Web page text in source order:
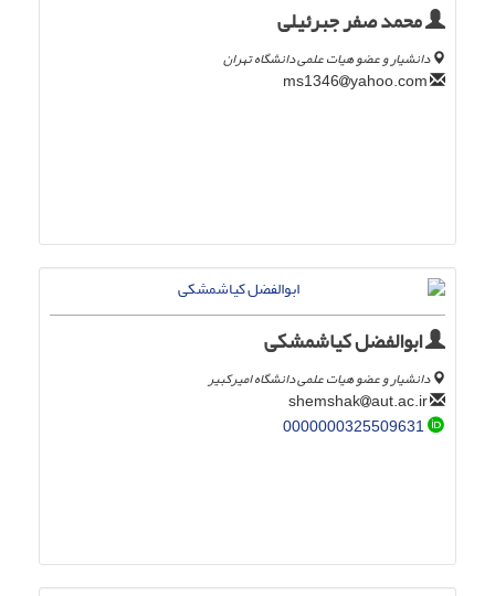
محمد صفر جبرئیلی
دانشیار و عضو هیات علمی دانشگاه تهران
yahoo.com
ابوالفضل کیاشمشکی
دانشیار و عضو هیات علمی دانشگاه امیرکبیر
aut.ac.ir
0000000325509631